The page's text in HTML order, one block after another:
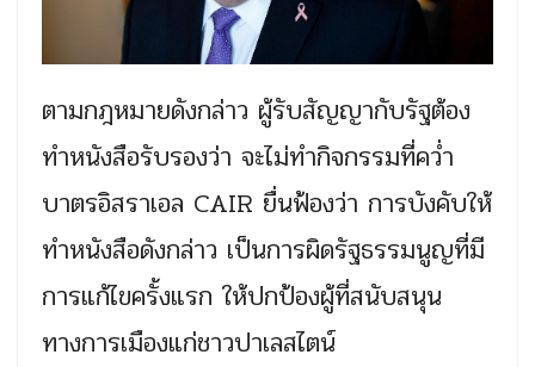
ตามกฎหมายดังกล่าว ผู้รับสัญญากับรัฐต้อง
ทำหนังสือรับรองว่า จะไม่ทำกิจกรรมที่คว่ำ
บาตรอิสราเอล CAIR ยื่นฟ้องว่า การบังคับให้
ทำหนังสือดังกล่าว เป็นการผิดรัฐธรรมนูญที่มี
การแก้ไขครั้งแรก ให้ปกป้องผู้ที่สนับสนุน
ทางการเมืองแก่ชาวปาเลสไตน์